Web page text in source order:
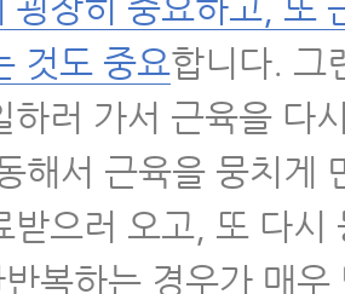
것도 중요합니다. 그
하러 가서 근육을 다
해서 근육을 뭉치게
받으러 오고, 또 다시
복하는 경우가 매우